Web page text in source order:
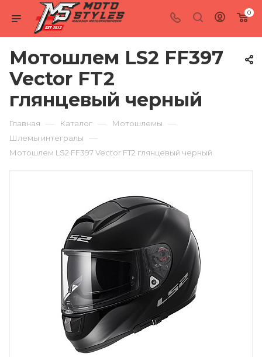
0
Мотошлем LS2 FF397
Vector FT2
глянцевый черный
Главная — Каталог — Мотошлемы —
Шлемы интегралы —
Мотошлем LS2 FF397 Vector FT2 глянцевый черный